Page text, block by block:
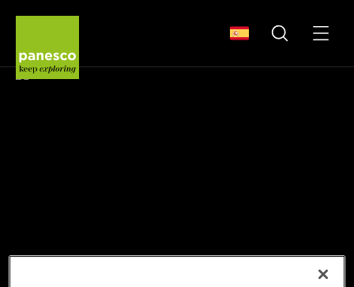
MENÚ
BUSCAR
SELECCIONE SU PAÍS